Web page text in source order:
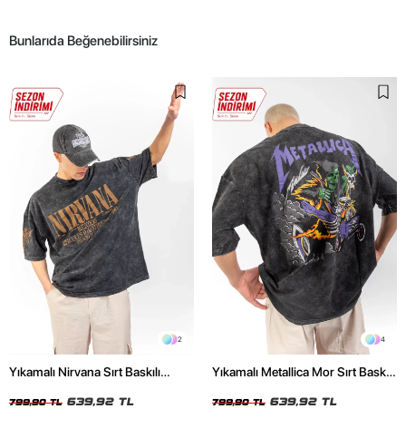
Bunlarıda Beğenebilirsiniz
2
Yıkamalı Nirvana Sırt Baskılı
799,90 TL 639,92 TL
4
Yıkamalı Metallica Mor Sırt Baskılı
799,90 TL 639,92 TL